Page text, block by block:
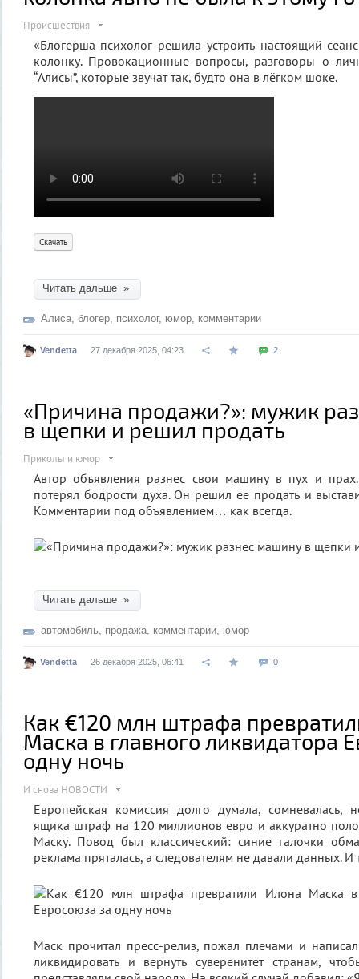
Происшествия
«Блогерша-психолог решила устроить настоящий
колонку. Провокационные вопросы, разговоры о
“Алисы”, которые звучат так, будто она в лёгком шоке.
Скачать
Читать дальше »
Алиса блогер психолог, юмор комментарии
Vendetta 27 декабря 2025, 04:23 2
«Причина продажи?»: мужик
в щепки и решил продать
Приколы и юмор
Автор объявления разнес свои машину в пух и
потерял бодрости духа. Он решил ее продать и
Комментарии под объявлением… как всегда.
Читать дальше »
автомобиль продажа комментарии юмор
Vendetta 26 декабря 2025, 06:41 0
Как €120 млн штрафа
Маска в главного ликвидатора
одну ночь
И снова НОВОСТИ
Европейская комиссия долго думала, сомневалась,
ящика штраф на 120 миллионов евро и аккуратно
Маску. Повод был классический: синие галочки
реклама пряталась, а следователям не давали данных. И
Маск прочитал пресс-релиз, пожал плечами и
ликвидировать и вернуть суверенитет странам,